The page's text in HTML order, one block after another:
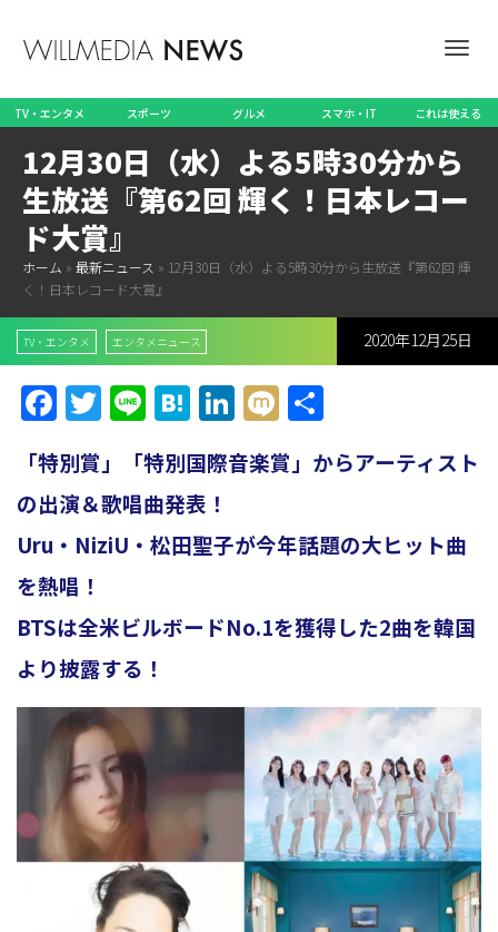
を
切
TV・エンタメ スポーツ グルメ スマホ・IT これは使える
12月30日（水）よる5時30分から
生放送『第62回 輝く！日本レコー
ド大賞』
ホーム » 最新ニュース » 12月30日（水）よる5時30分から生放送『第62回 輝
く！日本レコード大賞』
TV・エンタメ エンタメニュース 2020年12月25日
Facebook
Twitter
LineHatena
LinkedIn
Mixi
有
「特別賞」「特別国際音楽賞」からアーティスト
の出演＆歌唱曲発表！
Uru・NiziU・松田聖子が今年話題の大ヒット曲
を熱唱！
BTSは全米ビルボードNo.1を獲得した2曲を韓国
より披露する！